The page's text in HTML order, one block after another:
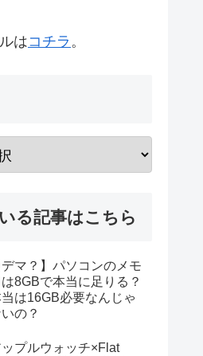
はコチラ 。
る記事はこちら
デマ？】パソコンのメモ
は8GBで本当に足りる？
は16GB必要なんじゃ
の？
ップルウォッチ×Flat